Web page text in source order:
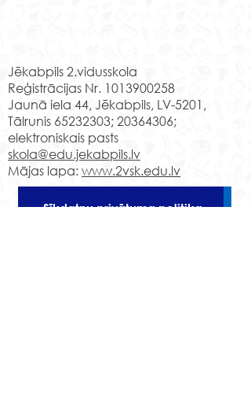
Jēkabpils 2.vidusskola
Reģistrācijas Nr. 1013900258
Jaunā iela 44, Jēkabpils, LV-5201,
Tālrunis 65232303;20364306;
elektroniskais pasts
skola@edu.jekabpils.lv
Mājas lapa:www.2vsk.edu.lv
Sīkdatņu privātuma politika